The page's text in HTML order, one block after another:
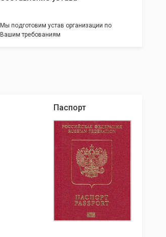
Мы подготовим устав организации по
Вашим требованиям
Паспорт